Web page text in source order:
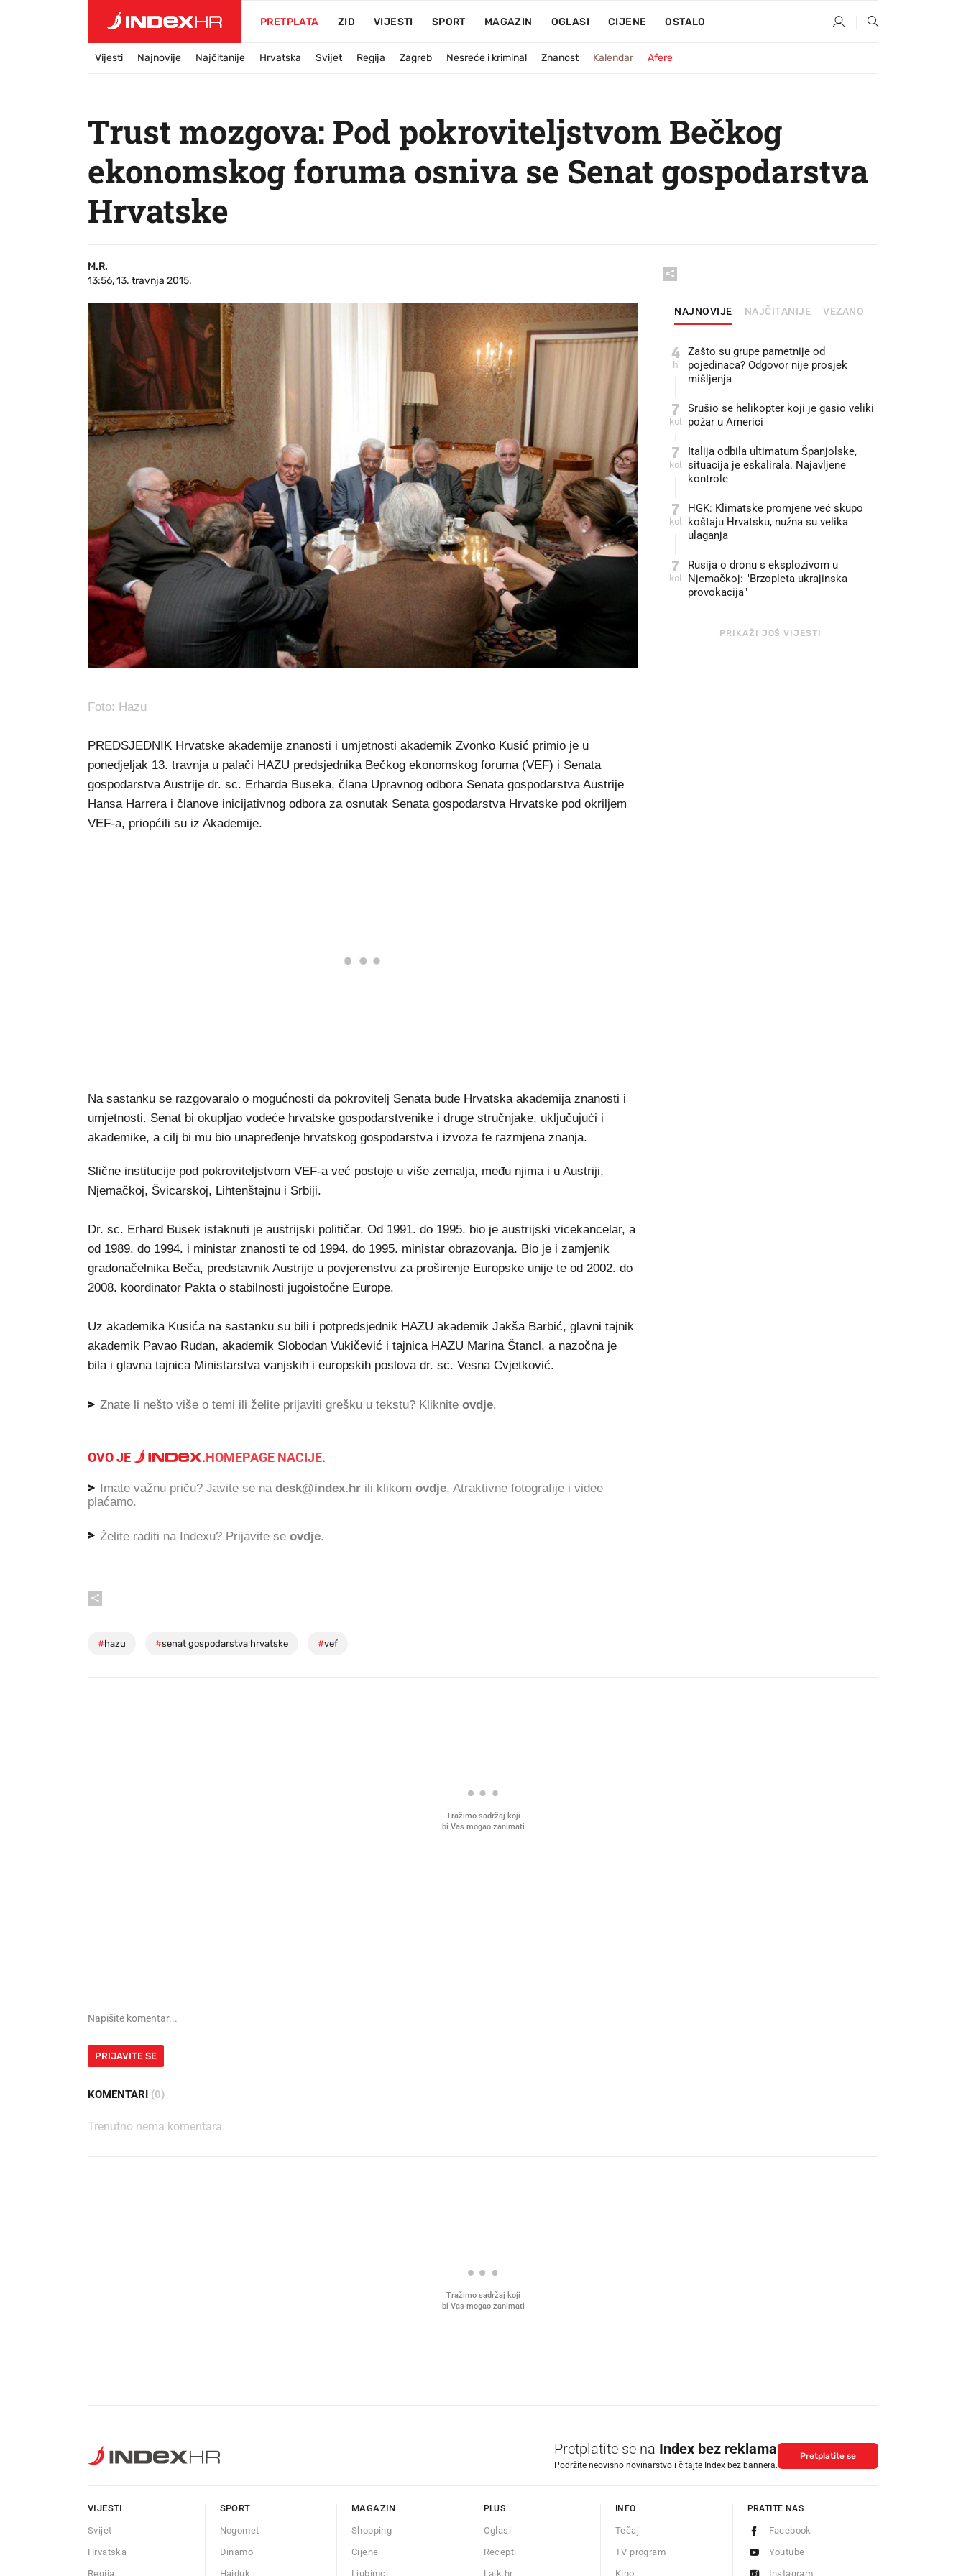
PRETPLATA ZID VIJESTI SPORT MAGAZIN OGLASI CIJENE OSTALO
Vijesti Najnovije Najčitanije Hrvatska Svijet Regija Zagreb Nesreće i kriminal Znanost Kalendar Afere
Trust mozgova: Pod pokroviteljstvom Bečkog
ekonomskog foruma osniva se Senat gospodarstva
Hrvatske
M.R.
13:56, 13. travnja 2015.
Foto: Hazu
PREDSJEDNIK Hrvatske akademije znanosti i umjetnosti akademik Zvonko Kusić primio je u
ponedjeljak 13. travnja u palači HAZU predsjednika Bečkog ekonomskog foruma (VEF) i Senata
gospodarstva Austrije dr. sc. Erharda Buseka, člana Upravnog odbora Senata gospodarstva Austrije
Hansa Harrera i članove inicijativnog odbora za osnutak Senata gospodarstva Hrvatske pod okriljem
VEF-a, priopćili su iz Akademije.
Na sastanku se razgovaralo o mogućnosti da pokrovitelj Senata bude Hrvatska akademija znanosti i
umjetnosti. Senat bi okupljao vodeće hrvatske gospodarstvenike i druge stručnjake, uključujući i
akademike, a cilj bi mu bio unapređenje hrvatskog gospodarstva i izvoza te razmjena znanja.
Slične institucije pod pokroviteljstvom VEF-a već postoje u više zemalja, među njima i u Austriji,
Njemačkoj, Švicarskoj, Lihtenštajnu i Srbiji.
Dr. sc. Erhard Busek istaknuti je austrijski političar. Od 1991. do 1995. bio je austrijski vicekancelar, a
od 1989. do 1994. i ministar znanosti te od 1994. do 1995. ministar obrazovanja. Bio je i zamjenik
gradonačelnika Beča, predstavnik Austrije u povjerenstvu za proširenje Europske unije te od 2002. do
2008. koordinator Pakta o stabilnosti jugoistočne Europe.
Uz akademika Kusića na sastanku su bili i potpredsjednik HAZU akademik Jakša Barbić, glavni tajnik
akademik Pavao Rudan, akademik Slobodan Vukičević i tajnica HAZU Marina Štancl, a nazočna je
bila i glavna tajnica Ministarstva vanjskih i europskih poslova dr. sc. Vesna Cvjetković.
Znate li nešto više o temi ili želite prijaviti grešku u tekstu? Kliknite ovdje.
OVO JE .HOMEPAGE NACIJE.
Imate važnu priču? Javite se na desk@index.hr ili klikom ovdje. Atraktivne fotografije i videe
plaćamo.
Želite raditi na Indexu? Prijavite se ovdje.
#hazu #senat gospodarstva hrvatske #vef
NAJNOVIJE NAJČITANIJE VEZANO
4
h
Zašto su grupe pametnije od
pojedinaca? Odgovor nije prosjek
mišljenja
7
kol
Srušio se helikopter koji je gasio veliki
požar u Americi
7
kol
Italija odbila ultimatum Španjolske,
situacija je eskalirala. Najavljene
kontrole
7
kol
HGK: Klimatske promjene već skupo
koštaju Hrvatsku, nužna su velika
ulaganja
7
kol
Rusija o dronu s eksplozivom u
Njemačkoj: "Brzopleta ukrajinska
provokacija"
PRIKAŽI JOŠ VIJESTI
Tražimo sadržaj koji
bi Vas mogao zanimati
PRIJAVITE SE
KOMENTARI (0)
Trenutno nema komentara.
Tražimo sadržaj koji
bi Vas mogao zanimati
Pretplatite se na Index bez reklama
Podržite neovisno novinarstvo i čitajte Index bez bannera.
Pretplatite se
VIJESTI
Svijet
Hrvatska
Regija
SPORT
Nogomet
Dinamo
Hajduk
MAGAZIN
Shopping
Cijene
Ljubimci
PLUS
Oglasi
Recepti
Lajk.hr
INFO
Tečaj
TV program
Kino
PRATITE NAS
Facebook
Youtube
Instagram